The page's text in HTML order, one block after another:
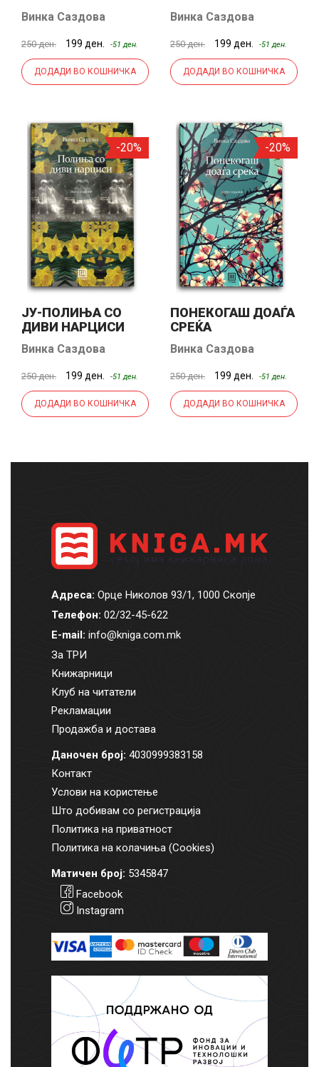
Винка Саздова
250 ден. 199 ден. -51 ден.
ДОДАДИ ВО КОШНИЧКА
Винка Саздова
250 ден. 199 ден. -51 ден.
ДОДАДИ ВО КОШНИЧКА
-20%
ЈУ-ПОЛИЊА СО
ДИВИ НАРЦИСИ
Винка Саздова
250 ден. 199 ден. -51 ден.
ДОДАДИ ВО КОШНИЧКА
-20%
ПОНЕКОГАШ ДОАЃА
СРЕЌА
Винка Саздова
250 ден. 199 ден. -51 ден.
ДОДАДИ ВО КОШНИЧКА
Адреса: Орце Николов 93/1, 1000 Скопје
Телефон: 02/32-45-622
E-mail: info@kniga.com.mk
За ТРИ
Книжарници
Клуб на читатели
Рекламации
Продажба и достава
Даночен број: 4030999383158
Контакт
Услови на користење
Што добивам со регистрација
Политика на приватност
Политика на колачиња (Cookies)
Матичен број: 5345847
Facebook
Instagram